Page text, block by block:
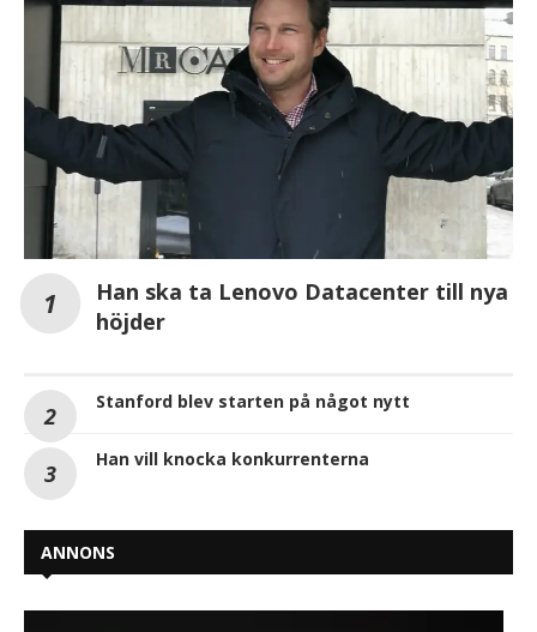
Han ska ta Lenovo Datacenter till nya
höjder
Stanford blev starten på något nytt
Han vill knocka konkurrenterna
ANNONS